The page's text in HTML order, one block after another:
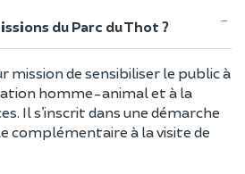
du Parc du Thot ?
mission de sensibiliser le public à
homme-animal et à la
Il s’inscrit dans une démarche
complémentaire à la visite de